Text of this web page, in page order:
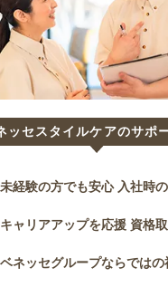
ッセスタイルケアのサポ
未経験の方でも安心 入社時
キャリアアップを応援 資格
ベネッセグループならではの